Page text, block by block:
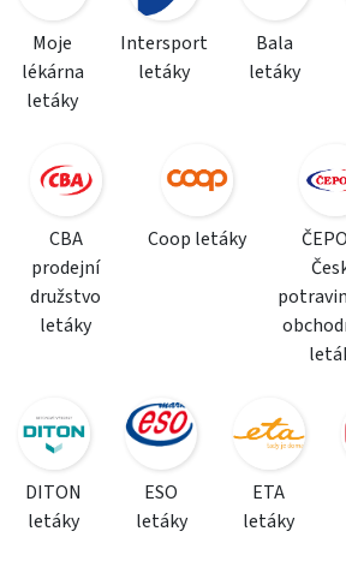
Moje
lékárna
letáky
Intersport
letáky
Bala
letáky
CBA
prodejní
družstvo
letáky
Coop letáky
DITON
letáky
ESO
letáky
ETA
letáky